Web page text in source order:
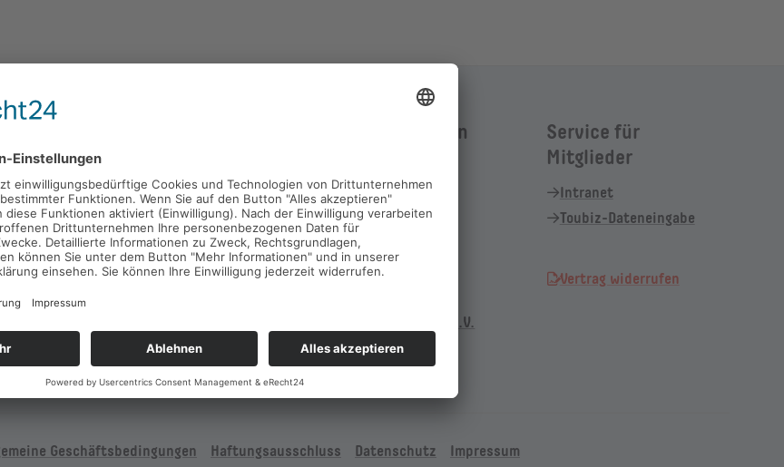
kostenfreien Newsletter und unseren
halten wir Sie regelmäßig über
und Events aus dem Remstal auf dem
Newsletter-Anmeldung
Nachrichten
Remstal auf einen
Remstal Shop
Remstal Gutschein
Remstal Card
Remstal Apps
Remstal Tourismus e.V.
Service für
Mitglieder
Intranet
Toubiz-Dateneingabe
Vertrag widerrufen
Geschäftsbedingungen Haftungsausschluss Datenschutz Impressum